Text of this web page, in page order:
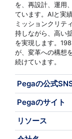
を、再設計、運用
ています。AIと実
ミッションクリテ
持しながら、高い
を実現します。
が、変革への構想
続けています。
Pegaの公式
Pegaのサイト
リソース